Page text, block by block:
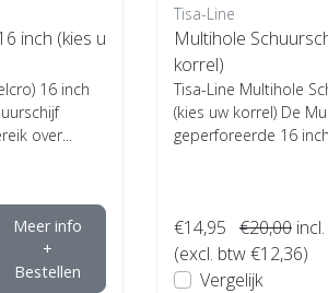
inch (kies u
16 inch
over...
Meer info
+
Bestellen
Tisa-Line
Multihole
korrel)
Tisa-Line Multihole
(kies uw korrel) De
geperforeerde 16 inch
€14,95 €20,00
(excl. btw €12,36)
Vergelijk